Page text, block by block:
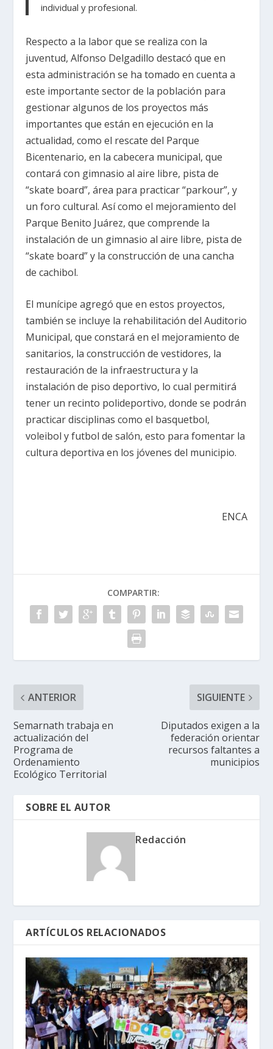
individual y profesional.
Respecto a la labor que se realiza con la
juventud, Alfonso Delgadillo destacó que en
esta administración se ha tomado en cuenta a
este importante sector de la población para
gestionar algunos de los proyectos más
importantes que están en ejecución en la
actualidad, como el rescate del Parque
Bicentenario, en la cabecera municipal, que
contará con gimnasio al aire libre, pista de
“skate board”, área para practicar “parkour”, y
un foro cultural. Así como el mejoramiento del
Parque Benito Juárez, que comprende la
instalación de un gimnasio al aire libre, pista de
“skate board” y la construcción de una cancha
de cachibol.
El munícipe agregó que en estos proyectos,
también se incluye la rehabilitación del Auditorio
Municipal, que constará en el mejoramiento de
sanitarios, la construcción de vestidores, la
restauración de la infraestructura y la
instalación de piso deportivo, lo cual permitirá
tener un recinto polideportivo, donde se podrán
practicar disciplinas como el basquetbol,
voleibol y futbol de salón, esto para fomentar la
cultura deportiva en los jóvenes del municipio.
ENCA
COMPARTIR:
ANTERIOR
Semarnath trabaja en
actualización del
Programa de
Ordenamiento
Ecológico Territorial
SIGUIENTE
Diputados exigen a la
federación orientar
recursos faltantes a
municipios
SOBRE EL AUTOR
Redacción
ARTÍCULOS RELACIONADOS